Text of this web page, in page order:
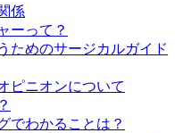
係
ーって？
ためのサージカルガイド
ピニオンについて
でわかることは？